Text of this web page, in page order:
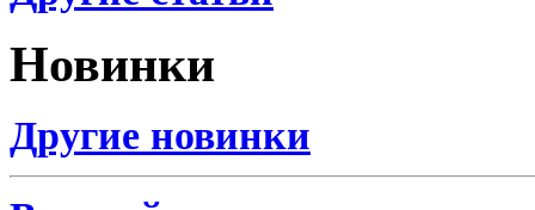
Новинки
Другие новинки